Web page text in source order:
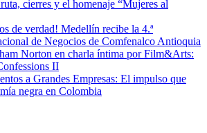
cierres y el homenaje “Mujeres al
de verdad! Medellín recibe la 4.ª
de Negocios de Comfenalco Antioquia
Norton en charla íntima por Film&Arts:
II
a Grandes Empresas: El impulso que
negra en Colombia